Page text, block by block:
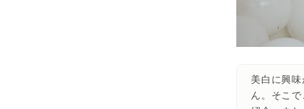
美白に興
ん。そこ